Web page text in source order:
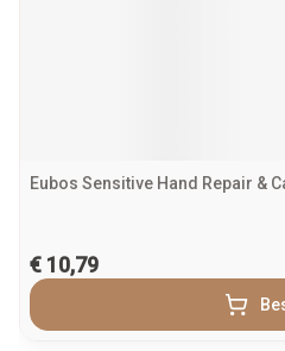
Eubos Sensitive Hand Repair &
€ 10,79